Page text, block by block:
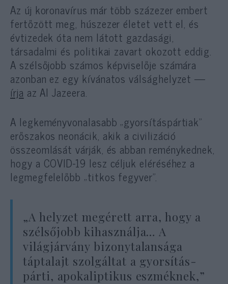
Az új koronavírus már több százezer embert
fertőzött meg, húszezer életet vett el, és
évtizedek óta nem látott gazdasági,
társadalmi és politikai zavart okozott eddig.
A szélsőjobb számos képviselője számára
azonban ez egy kívánatos válsághelyzet —
írja az Al Jazeera.
A legkeményvonalasabb „gyorsításpártiak”
erőszakos neonácik, akik a civilizáció
összeomlását várják, és abban reménykednek,
hogy a COVID-19 lesz céljuk eléréséhez a
legmegfelelőbb „titkos fegyver”.
„A helyzet megérett arra, hogy a
szélsőjobb kihasználja… A
világjárvány bizonytalansága
táptalajt szolgáltat a gyorsítás-
párti, apokaliptikus eszméknek,”